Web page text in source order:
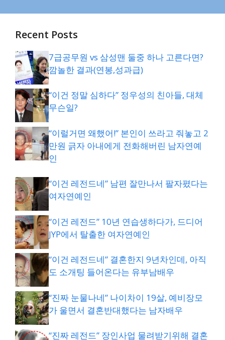
Recent Posts
7급공무원 vs 삼성맨 둘중 하나 고른다면?
깜놀한 결과(연봉,성과급)
“이건 정말 심하다” 정우성의 친아들, 대체
무슨일?
“이럴거면 왜했어!” 본인이 쓰라고 줘놓고 2
만원 긁자 아내에게 전화해버린 남자연예
인
“이건 레전드네” 남편 잘만나서 팔자폈다는
여자연예인
“이건 레전드” 10년 연습생하다가, 드디어
JYP에서 탈출한 여자연예인
“이건 레전드네” 결혼한지 9년차인데, 아직
도 소개팅 들어온다는 유부남배우
“진짜 눈물나네” 나이차이 19살, 예비장모
가 울면서 결혼반대했다는 남자배우
“진짜 레전드” 장인사업 물려받기위해 결혼